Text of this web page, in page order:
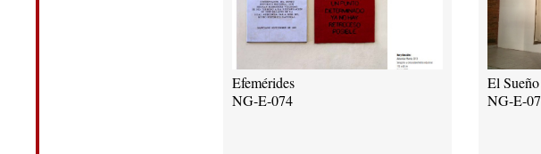
Efemérides
NG-E-074
El
NG-E-